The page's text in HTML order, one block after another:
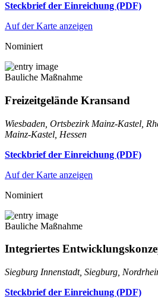
Steckbrief der Einreichung (PDF)
Auf der Karte anzeigen
Nominiert
Bauliche Maßnahme
Freizeitgelände Kransand
Wiesbaden, Ortsbezirk Mainz-Kastel,
Mainz-Kastel, Hessen
Steckbrief der Einreichung (PDF)
Auf der Karte anzeigen
Nominiert
Bauliche Maßnahme
Integriertes
Siegburg Innenstadt, Siegburg,
Steckbrief der Einreichung (PDF)